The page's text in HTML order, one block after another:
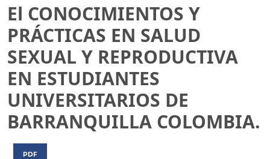
El CONOCIMIENTOS Y
PRÁCTICAS EN SALUD
SEXUAL Y REPRODUCTIVA
EN ESTUDIANTES
UNIVERSITARIOS DE
BARRANQUILLA COLOMBIA.
PDF